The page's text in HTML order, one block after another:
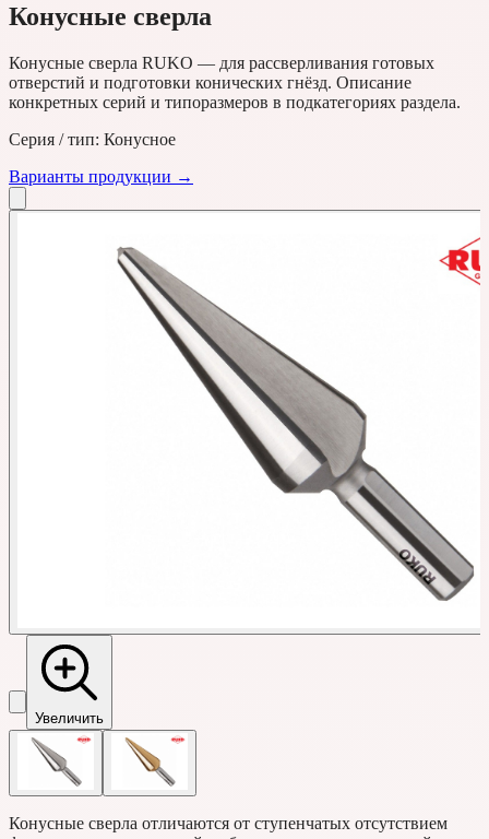
Конусные сверла
Конусные сверла RUKO — для рассверливания готовых
отверстий и подготовки конических гнёзд. Описание
конкретных серий и типоразмеров в подкатегориях раздела.
Серия / тип: Конусное
Варианты продукции →
Увеличить
Конусные сверла отличаются от ступенчатых отсутствием